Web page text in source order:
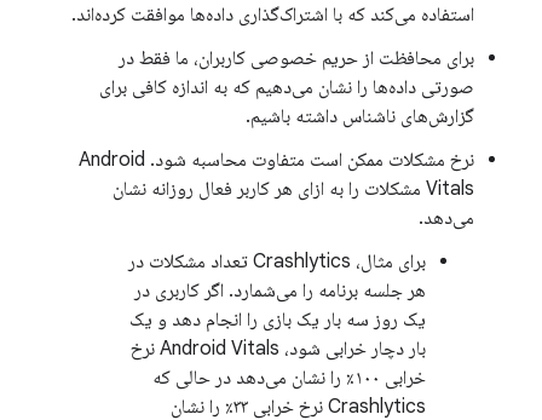
استفاده می‌کند که با اشتراک‌گذاری داده‌ها موافقت کرده‌اند.
برای محافظت از حریم خصوصی کاربران، ما فقط در
صورتی داده‌ها را نشان می‌دهیم که به اندازه کافی برای
گزارش‌های ناشناس داشته باشیم.
نرخ مشکلات ممکن است متفاوت محاسبه شود. Android
Vitals مشکلات را به ازای هر کاربر فعال روزانه نشان
می‌دهد.
برای مثال، Crashlytics تعداد مشکلات در
هر جلسه برنامه را می‌شمارد. اگر کاربری در
یک روز سه بار یک بازی را انجام دهد و یک
بار دچار خرابی شود، Android Vitals نرخ
خرابی ۱۰۰٪ را نشان می‌دهد در حالی که
Crashlytics نرخ خرابی ۳۳٪ را نشان